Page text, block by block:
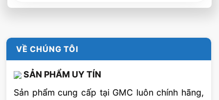
VỀ CHÚNG TÔI
SẢN PHẨM UY TÍN
Sản phẩm cung cấp tại GMC luôn chính hãng,
Giảm sai hỏng và làm lại